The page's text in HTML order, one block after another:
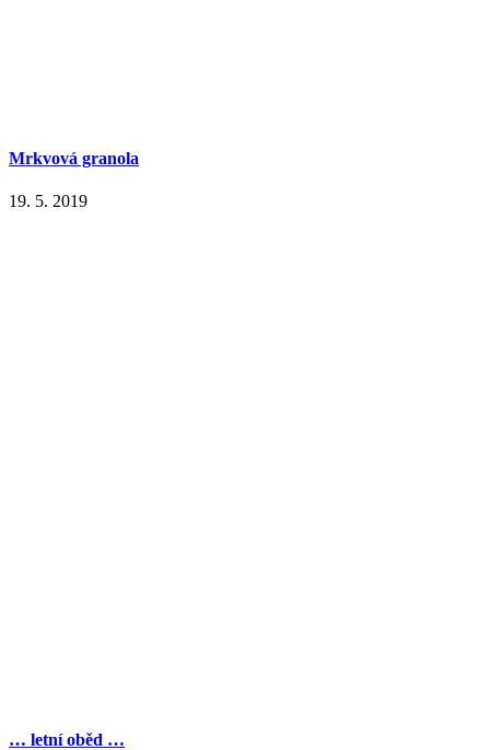
Mrkvová granola
19. 5. 2019
… letní oběd …